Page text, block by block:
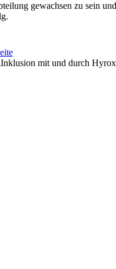
gewachsen zu sein und
mit und durch